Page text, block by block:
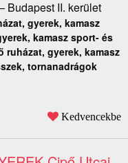
Budapest II. kerület
gyerek, kamasz
kamasz sport- és
ruházat, gyerek, kamasz
tornanadrágok
Kedvencekbe